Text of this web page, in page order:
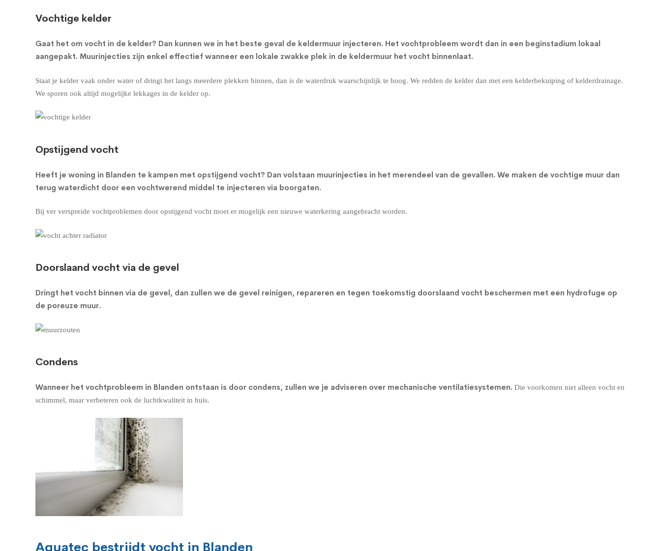
Vochtige kelder
Gaat het om vocht in de kelder? Dan kunnen we in het beste geval de keldermuur injecteren. Het vochtprobleem wordt dan in een beginstadium lokaal
aangepakt. Muurinjecties zijn enkel effectief wanneer een lokale zwakke plek in de keldermuur het vocht binnenlaat.
Staat je kelder vaak onder water of dringt het langs meerdere plekken binnen, dan is de waterdruk waarschijnlijk te hoog. We redden de kelder dan met een kelderbekuiping of kelderdrainage.
We sporen ook altijd mogelijke lekkages in de kelder op.
Opstijgend vocht
Heeft je woning in Blanden te kampen met opstijgend vocht? Dan volstaan muurinjecties in het merendeel van de gevallen. We maken de vochtige muur dan
terug waterdicht door een vochtwerend middel te injecteren via boorgaten.
Bij ver verspreide vochtproblemen door opstijgend vocht moet er mogelijk een nieuwe waterkering aangebracht worden.
Doorslaand vocht via de gevel
Dringt het vocht binnen via de gevel, dan zullen we de gevel reinigen, repareren en tegen toekomstig doorslaand vocht beschermen met een hydrofuge op
de poreuze muur.
Condens
Wanneer het vochtprobleem in Blanden ontstaan is door condens, zullen we je adviseren over mechanische ventilatiesystemen. Die voorkomen niet alleen vocht en
schimmel, maar verbeteren ook de luchtkwaliteit in huis.
Aquatec bestrijdt vocht in Blanden